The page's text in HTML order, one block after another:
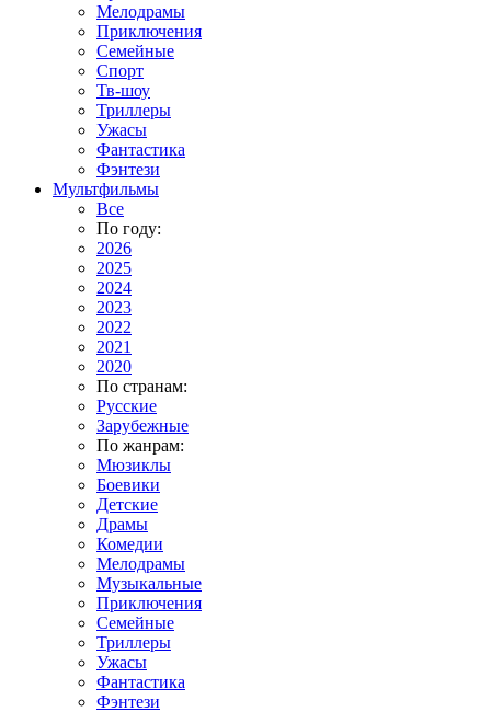
Мелодрамы
Приключения
Семейные
Спорт
Тв-шоу
Триллеры
Ужасы
Фантастика
Фэнтези
Мультфильмы
Все
По году:
2026
2025
2024
2023
2022
2021
2020
По странам:
Русские
Зарубежные
По жанрам:
Мюзиклы
Боевики
Детские
Драмы
Комедии
Мелодрамы
Музыкальные
Приключения
Семейные
Триллеры
Ужасы
Фантастика
Фэнтези